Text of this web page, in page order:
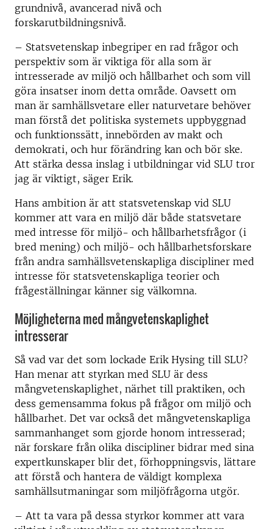
grundnivå, avancerad nivå och
forskarutbildningsnivå.
– Statsvetenskap inbegriper en rad frågor och
perspektiv som är viktiga för alla som är
intresserade av miljö och hållbarhet och som vill
göra insatser inom detta område. Oavsett om
man är samhällsvetare eller naturvetare behöver
man förstå det politiska systemets uppbyggnad
och funktionssätt, innebörden av makt och
demokrati, och hur förändring kan och bör ske.
Att stärka dessa inslag i utbildningar vid SLU tror
jag är viktigt, säger Erik.
Hans ambition är att statsvetenskap vid SLU
kommer att vara en miljö där både statsvetare
med intresse för miljö- och hållbarhetsfrågor (i
bred mening) och miljö- och hållbarhetsforskare
från andra samhällsvetenskapliga discipliner med
intresse för statsvetenskapliga teorier och
frågeställningar känner sig välkomna.
Möjligheterna med mångvetenskaplighet
intresserar
Så vad var det som lockade Erik Hysing till SLU?
Han menar att styrkan med SLU är dess
mångvetenskaplighet, närhet till praktiken, och
dess gemensamma fokus på frågor om miljö och
hållbarhet. Det var också det mångvetenskapliga
sammanhanget som gjorde honom intresserad;
när forskare från olika discipliner bidrar med sina
expertkunskaper blir det, förhoppningsvis, lättare
att förstå och hantera de väldigt komplexa
samhällsutmaningar som miljöfrågorna utgör.
– Att ta vara på dessa styrkor kommer att vara